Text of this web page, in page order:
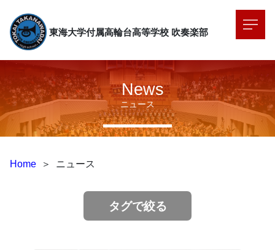
東海大学付属高輪台高等学校 吹奏楽部
ニュース
News
Home ＞ ニュース
タグで絞る